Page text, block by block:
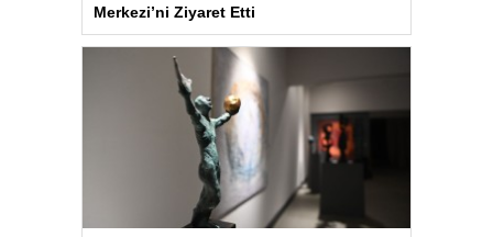
Merkezi’ni Ziyaret Etti